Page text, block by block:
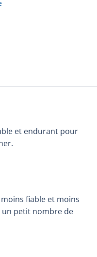
et endurant pour
fiable et moins
petit nombre de